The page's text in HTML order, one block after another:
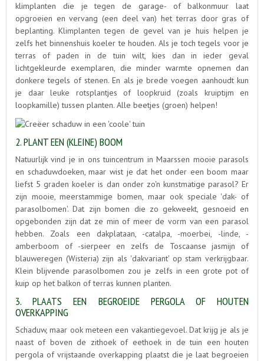
klimplanten die je tegen de garage- of balkonmuur laat
opgroeien en vervang (een deel van) het terras door gras of
beplanting. Klimplanten tegen de gevel van je huis helpen je
zelfs het binnenshuis koeler te houden. Als je toch tegels voor je
terras of paden in de tuin wilt, kies dan in ieder geval
lichtgekleurde exemplaren, die minder warmte opnemen dan
donkere tegels of stenen. En als je brede voegen aanhoudt kun
je daar leuke rotsplantjes of loopkruid (zoals kruiptijm en
loopkamille) tussen planten. Alle beetjes (groen) helpen!
2. PLANT EEN (KLEINE) BOOM
Natuurlijk vind je in ons tuincentrum in Maarssen mooie parasols
en schaduwdoeken, maar wist je dat het onder een boom maar
liefst 5 graden koeler is dan onder zo'n kunstmatige parasol? Er
zijn mooie, meerstammige bomen, maar ook speciale 'dak- of
parasolbomen'. Dat zijn bomen die zo gekweekt, gesnoeid en
opgebonden zijn dat ze min of meer de vorm van een parasol
hebben. Zoals een dakplataan, -catalpa, -moerbei, -linde, -
amberboom of -sierpeer en zelfs de Toscaanse jasmijn of
blauweregen (Wisteria) zijn als 'dakvariant' op stam verkrijgbaar.
Klein blijvende parasolbomen zou je zelfs in een grote pot of
kuip op het balkon of terras kunnen planten.
3. PLAATS EEN BEGROEIDE PERGOLA OF HOUTEN
OVERKAPPING
Schaduw, maar ook meteen een vakantiegevoel. Dat krijg je als je
naast of boven de zithoek of eethoek in de tuin een houten
pergola of vrijstaande overkapping plaatst die je laat begroeien